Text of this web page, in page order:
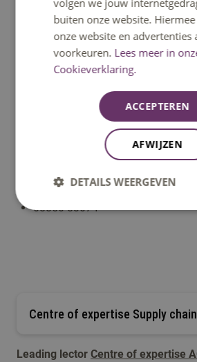
Leading lectorCoE Supply chains
Dr. V.H.G. (Victor) Verboeket
Lector Supply chain innovation,
CoE Supply chains for Society
v.verboeket@fontys.nl
08850 83074
Centre of expertise Supply
Leading lector Centre of expertise
buiten onze website.
onze website en advertenties
voorkeuren. Lees meer in
Cookieverklaring.
ACCEPTEREN
AFWIJZEN
DETAILS WEERGEVEN